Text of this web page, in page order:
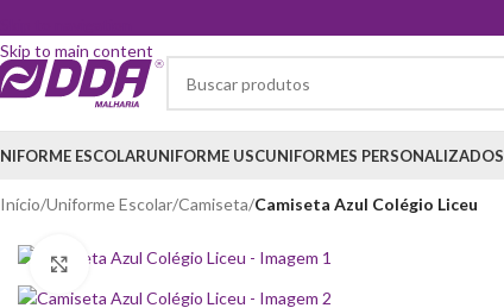
Skip to main content
ESCOLARUNIFORME USCUNIFORMES PERSONALIZADOS
Início/Uniforme Escolar/Camiseta/Camiseta Azul Colégio Liceu
Clique para ampliar